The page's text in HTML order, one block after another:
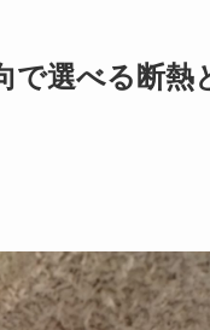
で選べる断熱